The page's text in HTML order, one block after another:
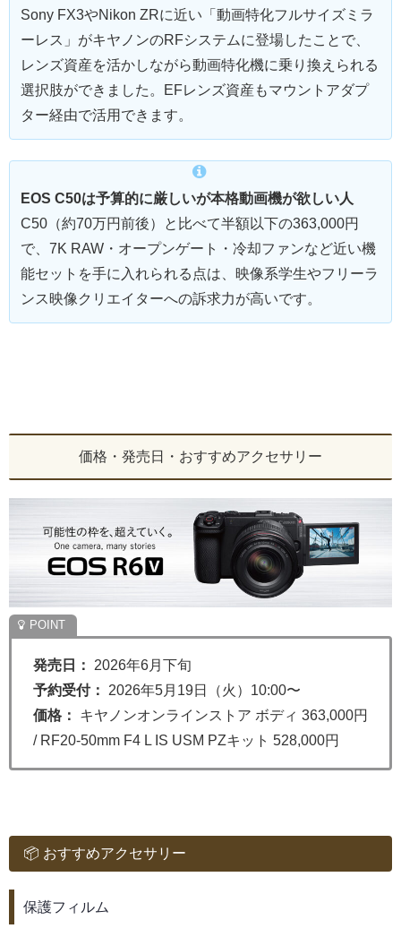
Sony FX3やNikon ZRに近い「動画特化フルサイズミラ
ーレス」がキヤノンのRFシステムに登場したことで、
レンズ資産を活かしながら動画特化機に乗り換えられる
選択肢ができました。EFレンズ資産もマウントアダプ
ター経由で活用できます。
EOS C50は予算的に厳しいが本格動画機が欲しい人
C50（約70万円前後）と比べて半額以下の363,000円
で、7K RAW・オープンゲート・冷却ファンなど近い機
能セットを手に入れられる点は、映像系学生やフリーラ
ンス映像クリエイターへの訴求力が高いです。
価格・発売日・おすすめアクセサリー
発売日：
2026年6月下旬
予約受付：
2026年5月19日（火）10:00〜
価格：
キヤノンオンラインストア ボディ 363,000円
/ RF20-50mm F4 L IS USM PZキット 528,000円
📦 おすすめアクセサリー
保護フィルム